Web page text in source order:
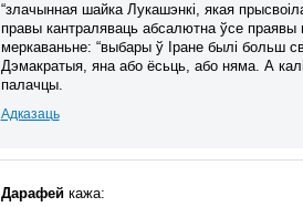
“злачынная шайка Лукашэнкі, якая
правы кантраляваць абсалютна ўсе
меркаваньне: “выбары ў Іране былі больш
Дэмакратыя, яна або ёсьць, або няма. А
палачцы.
Адказаць
Дарафей кажа: